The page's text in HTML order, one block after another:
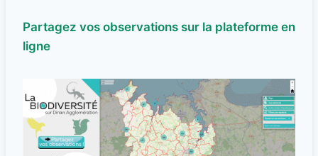
Partagez vos observations sur la plateforme en
ligne